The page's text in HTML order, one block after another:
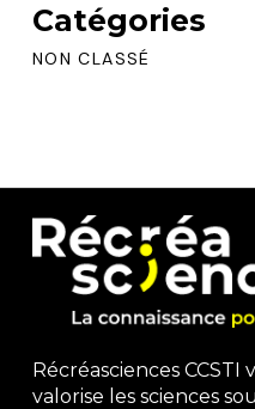
Catégories
NON CLASSÉ
Récréasciences
valorise les sciences